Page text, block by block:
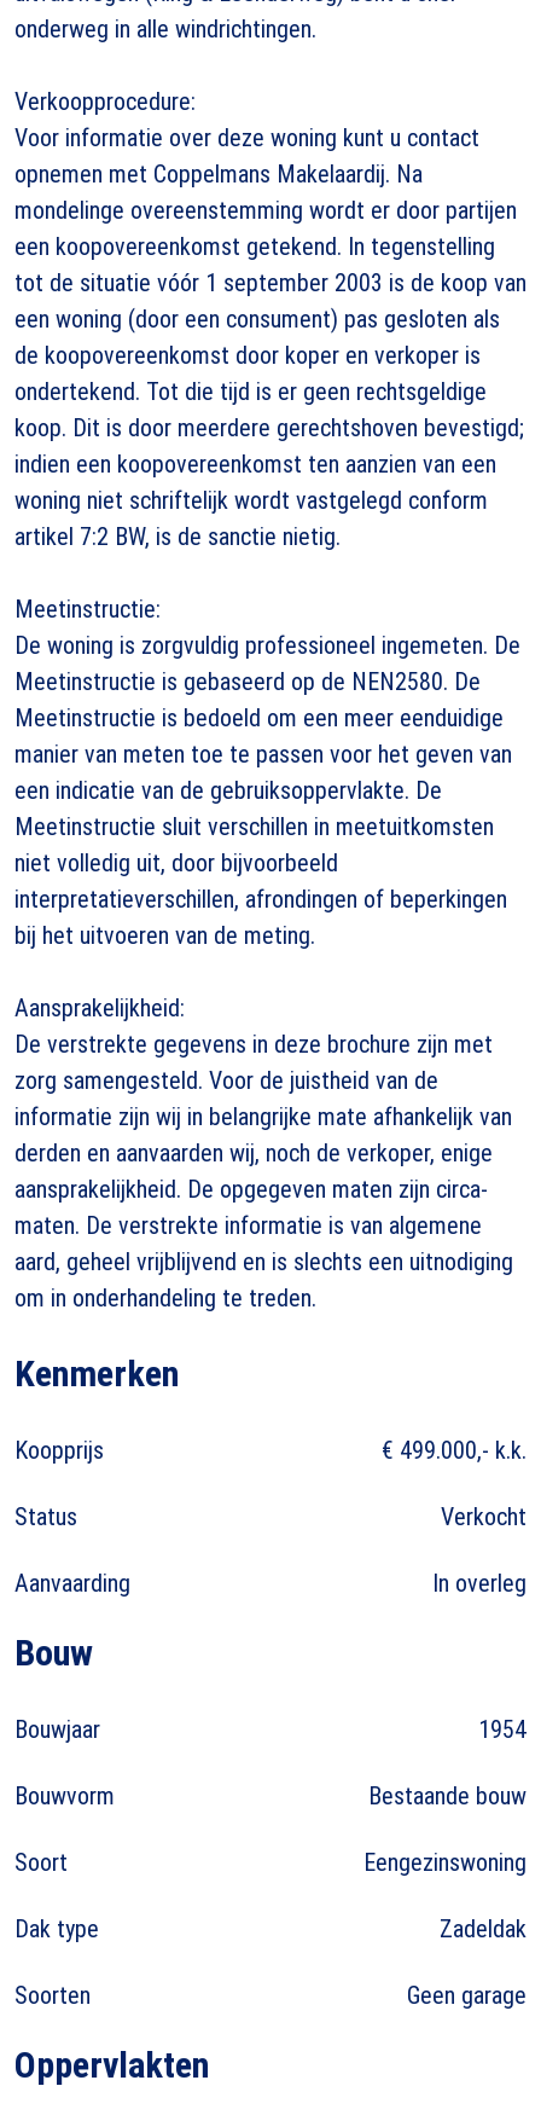
onderweg in alle windrichtingen.
Verkoopprocedure:
Voor informatie over deze woning kunt u contact
opnemen met Coppelmans Makelaardij. Na
mondelinge overeenstemming wordt er door partijen
een koopovereenkomst getekend. In tegenstelling
tot de situatie vóór 1 september 2003 is de koop van
een woning (door een consument) pas gesloten als
de koopovereenkomst door koper en verkoper is
ondertekend. Tot die tijd is er geen rechtsgeldige
koop. Dit is door meerdere gerechtshoven bevestigd;
indien een koopovereenkomst ten aanzien van een
woning niet schriftelijk wordt vastgelegd conform
artikel 7:2 BW, is de sanctie nietig.
Meetinstructie:
De woning is zorgvuldig professioneel ingemeten. De
Meetinstructie is gebaseerd op de NEN2580. De
Meetinstructie is bedoeld om een meer eenduidige
manier van meten toe te passen voor het geven van
een indicatie van de gebruiksoppervlakte. De
Meetinstructie sluit verschillen in meetuitkomsten
niet volledig uit, door bijvoorbeeld
interpretatieverschillen, afrondingen of beperkingen
bij het uitvoeren van de meting.
Aansprakelijkheid:
De verstrekte gegevens in deze brochure zijn met
zorg samengesteld. Voor de juistheid van de
informatie zijn wij in belangrijke mate afhankelijk van
derden en aanvaarden wij, noch de verkoper, enige
aansprakelijkheid. De opgegeven maten zijn circa-
maten. De verstrekte informatie is van algemene
aard, geheel vrijblijvend en is slechts een uitnodiging
om in onderhandeling te treden.
Kenmerken
Koopprijs € 499.000,- k.k.
Status Verkocht
Aanvaarding In overleg
Bouw
Bouwjaar 1954
Bouwvorm Bestaande bouw
Soort Eengezinswoning
Dak type Zadeldak
Soorten Geen garage
Oppervlakten